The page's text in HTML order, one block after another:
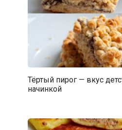
Тёртый пирог — вкус
начинкой